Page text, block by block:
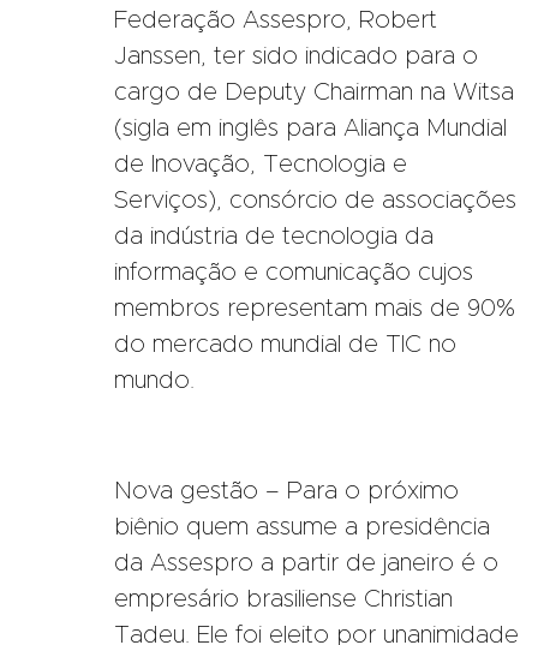
Federação Assespro, Robert
Janssen, ter sido indicado para o
cargo de Deputy Chairman na Witsa
(sigla em inglês para Aliança Mundial
de Inovação, Tecnologia e
Serviços), consórcio de associações
da indústria de tecnologia da
informação e comunicação cujos
membros representam mais de 90%
do mercado mundial de TIC no
mundo.
Nova gestão – Para o próximo
biênio quem assume a presidência
da Assespro a partir de janeiro é o
empresário brasiliense Christian
Tadeu. Ele foi eleito por unanimidade